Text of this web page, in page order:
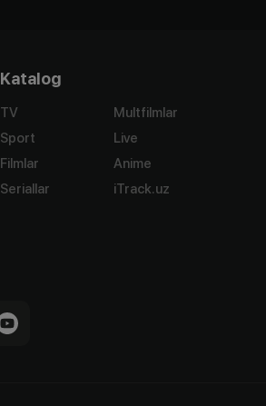
Katalog
TV
Sport
Filmlar
Seriallar
Multfilmlar
Live
Anime
iTrack.uz